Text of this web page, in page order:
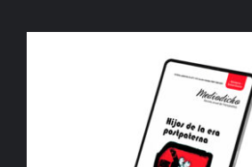
AÑADIR AL CARRITO /